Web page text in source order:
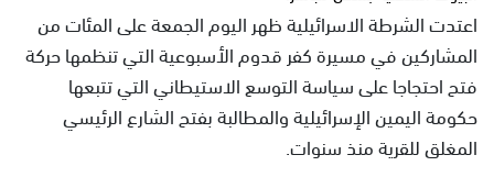
اعتدت الشرطة الاسرائيلية ظهر اليوم الجمعة على المئات من
المشاركين في مسيرة كفر قدوم الأسبوعية التي تنظمها حركة
فتح احتجاجا على سياسة التوسع الاستيطاني التي تتبعها
حكومة اليمين الإسرائيلية والمطالبة بفتح الشارع الرئيسي
المغلق للقرية منذ سنوات.